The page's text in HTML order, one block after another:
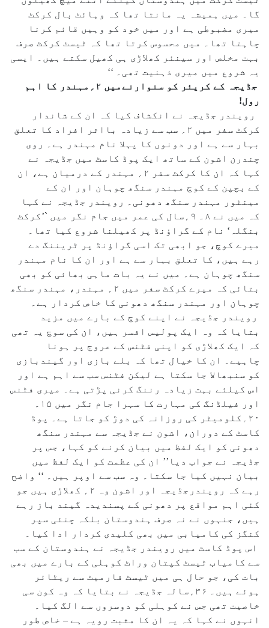
گا۔ میں ہمیشہ یہ مانتا تھا کہ وہائٹ بال کرکٹ
میری مضبوطی ہے اور میں خود کو وہیں قائم کرنا
چاہتا تھا۔ میں محسوس کرتا تھا کہ ٹیسٹ کرکٹ صرف
بہت مخلص اور سینئر کھلاڑی ہی کھیل سکتے ہیں۔ ایسی
یہ شروع میں میری ذہنیت تھی۔ ‘‘
جڈیجہ کے کریئر کو سنوارنےمیں ۲؍مہندر کا اہم
رول!
رویندر جڈیجہ نے انکشاف کیا کہ ان کے شاندار
کرکٹ سفر میں ۲؍ سب سے زیادہ بااثر افراد کا تعلق
بہار سے ہے اور دونوں کا پہلا نام مہندر ہے۔ روی
چندرن اشون کے ساتھ ایک پوڈ کاسٹ میں جڈیجہ نے
کہا کہ ان کا کرکٹ سفر ۲؍ مہندر کے درمیان ہے، ان
کے بچپن کے کوچ مہندر سنگھ چوہان اور ان کے
مینٹور مہندر سنگھ دھونی۔ رویندر جڈیجہ نے کہا
کہ میں نے ۸۔ ۹؍سال کی عمر میں جام نگر میں `’کرکٹ
بنگلہ‘ نام کے گراؤنڈ پر کھیلنا شروع کیا تھا۔
میرے کوچ، جو ابھی تک اسی گراؤنڈ پر ٹریننگ دے
رہے ہیں، کا تعلق بہار سے ہے اور ان کا نام مہندر
سنگھ چوہان ہے۔ میں نے یہ بات ماہی بھائی کو بھی
بتائی کہ میرے کرکٹ سفر میں ۲؍ مہندر، مہندر سنگھ
چوہان اور مہندر سنگھ دھونی کا خاص کردار ہے۔
رویندر جڈیجہ نے اپنے کوچ کے بارے میں مزید
بتایا کہ وہ ایک پولیس افسر ہیں، ان کی سوچ یہ تھی
کہ ایک کھلاڑی کو اپنی فٹنس کے عروج پر ہونا
چاہیے۔ ان کا خیال تھا کہ بلے بازی اور گیندبازی
کو سنبھالا جا سکتا ہے لیکن فٹنس سب سے اہم ہے اور
اس کیلئے بہت زیادہ رننگ کرنی پڑتی ہے۔ میری فٹنس
۲۰؍کلومیٹر کی روزانہ کی دوڑ کو جاتا ہے۔ پوڈ
کاسٹ کے دوران، اشون نے جڈیجہ سے مہندر سنگھ
دھونی کو ایک لفظ میں بیان کرنے کو کہا، جس پر
جڈیجہ نے جواب دیا’’ ان کی عظمت کو ایک لفظ میں
بیان نہیں کیا جا سکتا۔ وہ سب سے اوپر ہیں۔ ‘‘ واضح
رہے کہ رویندرجڈیجہ اور اشون وہ ۲؍ کھلاڑی ہیں جو
کئی اہم مواقع پر دھونی کے پسندیدہ گیند باز رہے
ہیں، جنہوں نے نہ صرف ہندوستان بلکہ چنئی سپر
کنگز کی کامیابی میں بھی کلیدی کردار ادا کیا۔
اس پوڈ کاسٹ میں رویندر جڈیجہ نے ہندوستان کے سب
سے کامیاب ٹیسٹ کپتان وراٹ کوہلی کے بارے میں بھی
بات کی، جو حال ہی میں ٹیسٹ فارمیٹ سے ریٹائر
ہوئے ہیں۔ ۳۶؍سالہ جڈیجہ نے بتایا کہ وہ کون سی
خاصیت تھی جس نے کوہلی کو دوسروں سے الگ کیا۔
انہوں نے کہا کہ یہ ان کا مثبت رویہ ہے – خاص طور